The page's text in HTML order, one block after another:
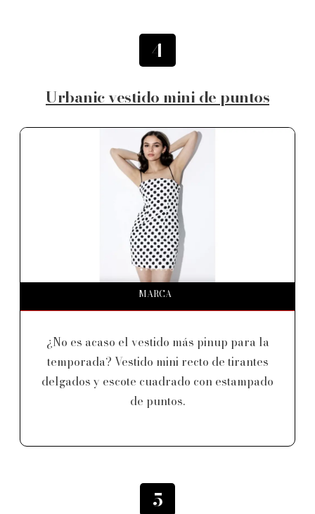
4
Urbanic vestido mini de puntos
MARCA
¿No es acaso el vestido más pinup para la
temporada? Vestido mini recto de tirantes
delgados y escote cuadrado con estampado
de puntos.
5